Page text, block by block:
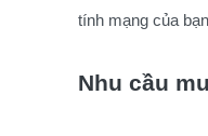
tính mạng của
Nhu cầu